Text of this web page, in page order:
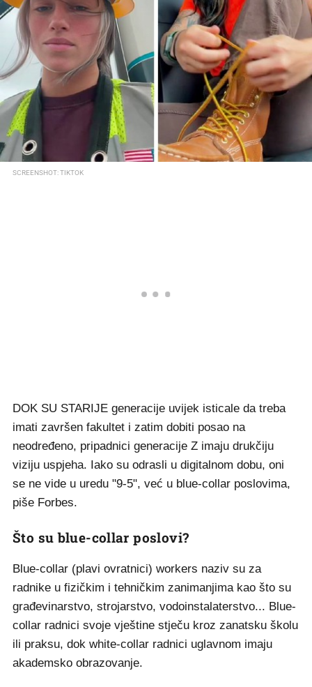
SCREENSHOT: TIKTOK
DOK SU STARIJE generacije uvijek isticale da treba
imati završen fakultet i zatim dobiti posao na
neodređeno, pripadnici generacije Z imaju drukčiju
viziju uspjeha. Iako su odrasli u digitalnom dobu, oni
se ne vide u uredu "9-5", već u blue-collar poslovima,
piše Forbes.
Što su blue-collar poslovi?
Blue-collar (plavi ovratnici) workers naziv su za
radnike u fizičkim i tehničkim zanimanjima kao što su
građevinarstvo, strojarstvo, vodoinstalaterstvo... Blue-
collar radnici svoje vještine stječu kroz zanatsku školu
ili praksu, dok white-collar radnici uglavnom imaju
akademsko obrazovanje.